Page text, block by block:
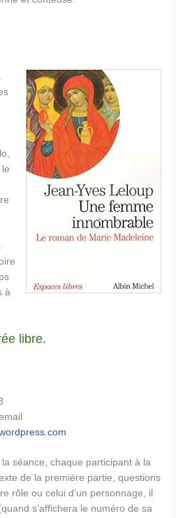
à
libre.
séance, chaque participant à la
de la première partie, questions
rôle ou celui d’un personnage, il
s’affichera le numéro de sa